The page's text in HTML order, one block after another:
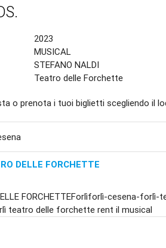
2023
MUSICAL
STEFANO NALDI
Teatro delle Forchette
o prenota i tuoi biglietti scegliendo il
DELLE FORCHETTE
FORCHETTEForlìforlì-cesena-
teatro delle forchette rent il musical